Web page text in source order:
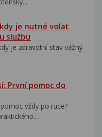
je nutné volat
službu
je zdravotní stav vážný
První pomoc do
vždy po ruce?